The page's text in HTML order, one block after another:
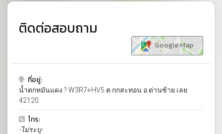
ติดต่อสอบถาม
Google Map
ที่อยู่:
น้ำตกหมันแดง ? W3R7+HV5 ต.กกสะทอน อ.ด่านซ้าย เลย
42120
โทร:
-ไม่ระบุ-